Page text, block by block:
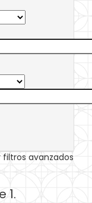
filtros avanzados
1.